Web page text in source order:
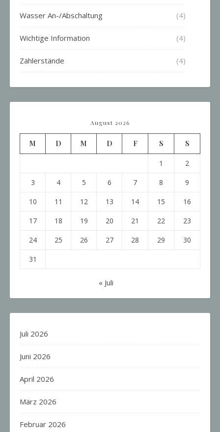
Wasser An-/Abschaltung (4)
Wichtige Information (4)
Zählerstände (4)
August 2026
M D M D F S S
1 2
3 4 5 6 7 8 9
10 11 12 13 14 15 16
17 18 19 20 21 22 23
24 25 26 27 28 29 30
31
« Juli
Juli 2026
Juni 2026
April 2026
März 2026
Februar 2026